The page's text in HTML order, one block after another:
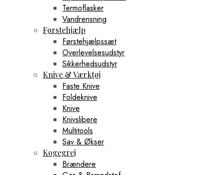
Termoflasker
Vandrensning
Førstehjælp
Førstehjælpssæt
Overlevelsesudstyr
Sikkerhedsudstyr
Knive & Værktøj
Faste Knive
Foldeknive
Knive
Knivslibere
Multitools
Sav & Økser
Kogegrej
Brændere